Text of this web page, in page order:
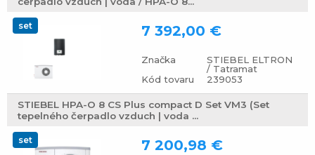
set
Značka
STIEBEL ELTRON
/ Tatramat
Kód tovaru
239053
7 392,00 €
STIEBEL HPA-O 8 CS Plus compact D Set VM3 (Set
tepelného čerpadlo vzduch | voda ...
set 7 200,98 €